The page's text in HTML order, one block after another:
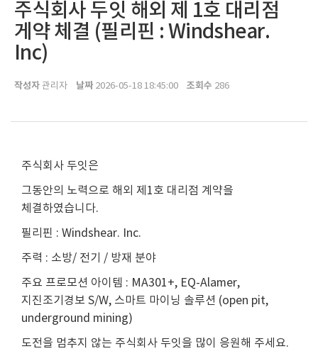
주식회사 두잇 해외 제 1호 대리점
게약 체결 (필리핀 : Windshear.
Inc)
작성자 관리자 날짜 2026-05-18 18:45:00 조회수 286
주식회사 두잇은
그동안의 노력으로 해외 제1호 대리점 계약을
체결하였습니다.
필리핀 : Windshear. Inc.
주력 : 소방/ 전기 / 방재 분야
주요 프로모션 아이템 : MA301+, EQ-Alamer,
지진조기경보 S/W, 스마트 마이닝 솔루션 (open pit,
underground mining)
도전을 멈추지 않는 주식회사 두잇을 많이 응원해 주세요.